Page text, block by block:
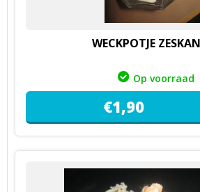
WECKPOTJE
Op voorraad
€1,90